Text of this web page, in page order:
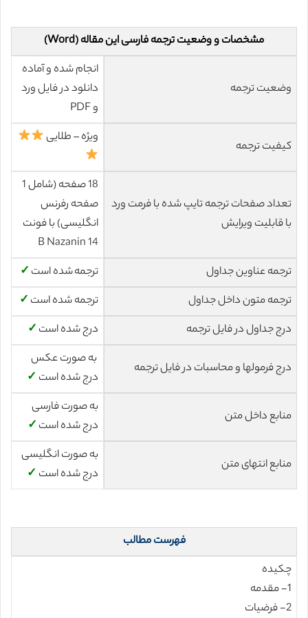
مشخصات و وضعیت ترجمه فارسی این مقاله (Word)
وضعیت ترجمه
انجام شده و آماده
دانلود در فایل ورد
و PDF
کیفیت ترجمه
ویژه – طلایی
تعداد صفحات ترجمه تایپ شده با فرمت ورد
با قابلیت ویرایش
18 صفحه (شامل 1
صفحه رفرنس
انگلیسی) با فونت
14 B Nazanin
ترجمه عناوین جداول
ترجمه شده است ✓
ترجمه متون داخل جداول
ترجمه شده است ✓
درج جداول در فایل ترجمه
درج شده است ✓
درج فرمولها و محاسبات در فایل ترجمه
به صورت عکس
درج شده است ✓
منابع داخل متن
به صورت فارسی
درج شده است ✓
منابع انتهای متن
به صورت انگلیسی
درج شده است ✓
فهرست مطالب
چکیده
1- مقدمه
2- فرضیات